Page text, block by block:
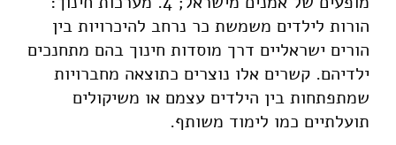
הורות לילדים משמשת כר נרחב להיכרויות בין
הורים ישראליים דרך מוסדות חינוך בהם מתחנכים
ילדיהם. קשרים אלו נוצרים כתוצאה מחברויות
שמתפתחות בין הילדים עצמם או משיקולים
תועלתיים כמו לימוד משותף.